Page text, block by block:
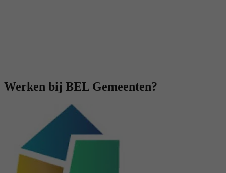
Werken bij BEL Gemeenten?